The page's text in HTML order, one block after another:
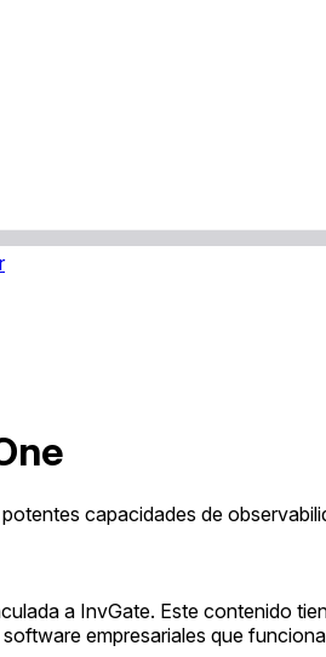
capacidades de
a InvGate. Este contenido
empresariales que